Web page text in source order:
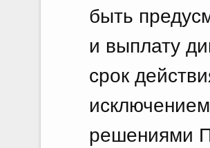
быть
и выплату
срок
решениями